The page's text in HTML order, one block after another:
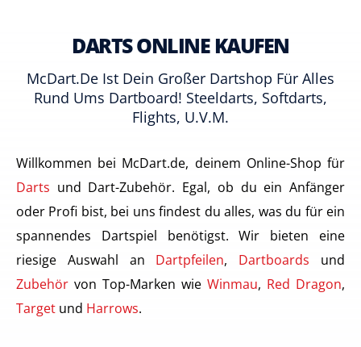
DARTS ONLINE KAUFEN
McDart.de Ist Dein Großer Dartshop Für Alles
Rund Ums Dartboard! Steeldarts, Softdarts,
Flights, U.v.m.
Willkommen bei McDart.de, deinem Online-Shop für
Darts und Dart-Zubehör. Egal, ob du ein Anfänger
oder Profi bist, bei uns findest du alles, was du für ein
spannendes Dartspiel benötigst. Wir bieten eine
riesige Auswahl an Dartpfeilen, Dartboards und
Zubehör von Top-Marken wie Winmau, Red Dragon,
Target und Harrows.